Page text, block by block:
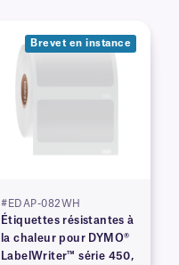
Brevet en instance
#EDAP-082WH
Étiquettes résistantes à
la chaleur pour DYMO®
LabelWriter™ série 450,